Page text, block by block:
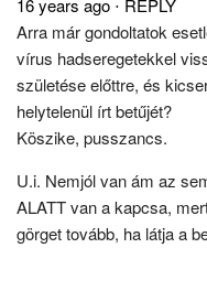
16 years ago ⋅ REPLY
Arra már gondoltatok
vírus hadseregetekkel
születése előttre, és
helytelenül írt betűjét?
Köszike, pusszancs.
U.i. Nemjól van ám az
ALATT van a kapcsa,
görget tovább, ha látja a